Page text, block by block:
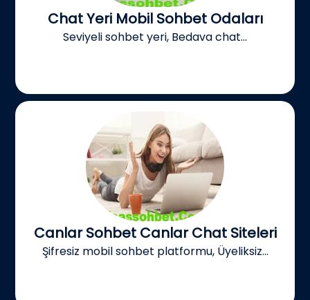
Chat Yeri Mobil Sohbet Odaları
Seviyeli sohbet yeri, Bedava chat...
Canlar Sohbet Canlar Chat Siteleri
Şifresiz mobil sohbet platformu, Üyeliksiz...